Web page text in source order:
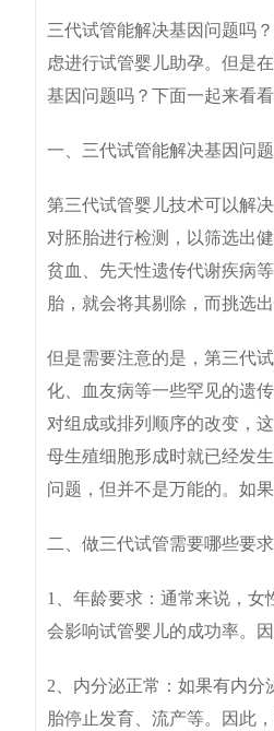
三代试管能解决基因问题吗
虑进行试管婴儿助孕。但是
基因问题吗？下面一起来看看
一、三代试管能解决基因问题
第三代试管婴儿技术可以解
对胚胎进行检测，以筛选出
贫血、先天性遗传代谢疾病
胎，就会将其剔除，而挑选
但是需要注意的是，第三代
化、血友病等一些罕见的遗
对组成或排列顺序的改变，
母生殖细胞形成时就已经发
问题，但并不是万能的。如
二、做三代试管需要哪些要求
1、年龄要求：通常来说，
会影响试管婴儿的成功率。
2、内分泌正常：如果有内
胎停止发育、流产等。因此